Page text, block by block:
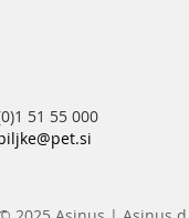
51 55 000